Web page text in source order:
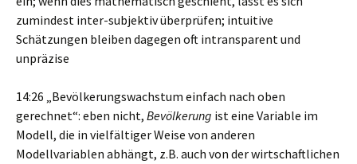
zumindest inter-subjektiv überprüfen; intuitive
Schätzungen bleiben dagegen oft intransparent und
unpräzise
14:26 „Bevölkerungswachstum einfach nach oben
gerechnet“: eben nicht, Bevölkerung ist eine Variable im
Modell, die in vielfältiger Weise von anderen
Modellvariablen abhängt, z.B. auch von der wirtschaftlichen